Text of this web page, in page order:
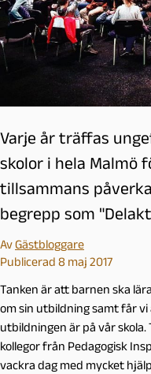
Varje år träffas
skolor i hela Malmö
tillsammans
begrepp som
AvGästbloggare
Publicerad 8 maj 2017
Tanken är att barnen ska
om sin utbildning samt får
utbildningen är på vår
kollegor från Pedagogisk
vackra dag med mycket